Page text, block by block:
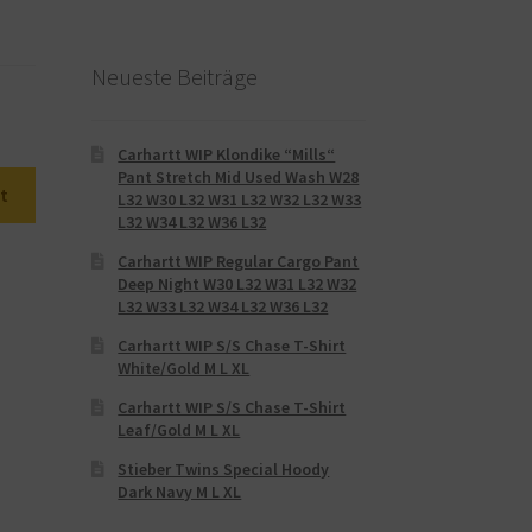
Neueste Beiträge
Carhartt WIP Klondike “Mills“
Pant Stretch Mid Used Wash W28
L32 W30 L32 W31 L32 W32 L32 W33
L32 W34 L32 W36 L32
Carhartt WIP Regular Cargo Pant
Deep Night W30 L32 W31 L32 W32
L32 W33 L32 W34 L32 W36 L32
Carhartt WIP S/S Chase T-Shirt
White/Gold M L XL
Carhartt WIP S/S Chase T-Shirt
Leaf/Gold M L XL
Stieber Twins Special Hoody
Dark Navy M L XL